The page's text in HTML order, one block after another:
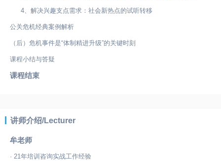
4、解决兴趣支点需求：社会新热点的试听转移
公关危机经典案例解析
（后）危机事件是“体制精进升级”的关键时刻
课程小结与答疑
课程结束
讲师介绍/Lecturer
牟老师
· 21年培训咨询实战工作经验